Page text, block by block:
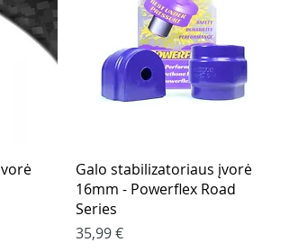
Greita peržiūra
Galo stabilizatoriaus įvorė
16mm - Powerflex Road
Series
Kaina
35,99 €